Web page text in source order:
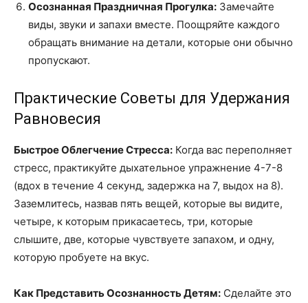
Осознанная Праздничная Прогулка: Замечайте
виды, звуки и запахи вместе. Поощряйте каждого
обращать внимание на детали, которые они обычно
пропускают.
Практические Советы для Удержания
Равновесия
Быстрое Облегчение Стресса: Когда вас переполняет
стресс, практикуйте дыхательное упражнение 4-7-8
(вдох в течение 4 секунд, задержка на 7, выдох на 8).
Заземлитесь, назвав пять вещей, которые вы видите,
четыре, к которым прикасаетесь, три, которые
слышите, две, которые чувствуете запахом, и одну,
которую пробуете на вкус.
Как Представить Осознанность Детям: Сделайте это